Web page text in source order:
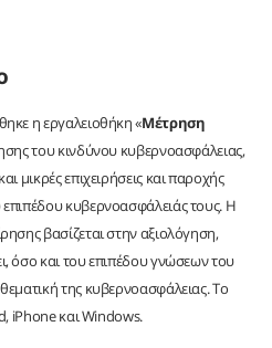
η εργαλειοθήκη «Μέτρηση
του κινδύνου κυβερνοασφάλειας,
μικρές επιχειρήσεις και παροχής
κυβερνοασφάλειάς τους. Η
βασίζεται στην αξιολόγηση,
όσο και του επιπέδου γνώσεων του
της κυβερνοασφάλειας. Το
iPhone και Windows.